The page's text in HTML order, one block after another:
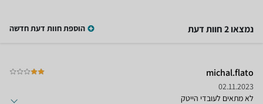
נמצאו 2 חוות דעת הוספת חוות דעת חדשה
michal.flato
02.11.2023
לא מתאים לעובדי הייטק